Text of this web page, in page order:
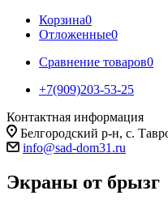
Корзина0
Отложенные0
Сравнение товаров0
+7(909)203-53-25
Контактная информация
Белгородский р-н, с.
info@sad-dom31.ru
Экраны от брызг